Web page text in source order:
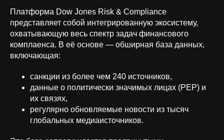
Платформа Dow Jones Risk & Compliance
представляет собой интегрированную экосистему,
охватывающую весь спектр задач финансового
комплаенса. В её основе — обширная база данных,
включающая:
санкции из более чем 240 источников,
данные о политически значимых лицах (PEP) и
их связях,
регулярно обновляемые новости из тысяч
глобальных медиаисточников.